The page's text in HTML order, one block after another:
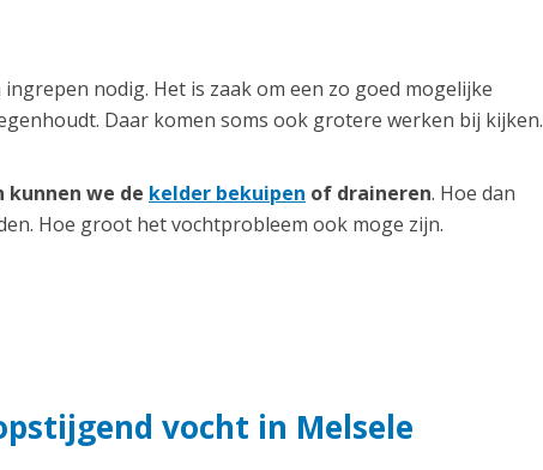
nodig. Het is zaak om een zo goed mogelijke
Daar komen soms ook grotere werken bij kijken.
kunnen we de kelder bekuipen of draineren. Hoe dan
Hoe groot het vochtprobleem ook moge zijn.
vocht in Melsele